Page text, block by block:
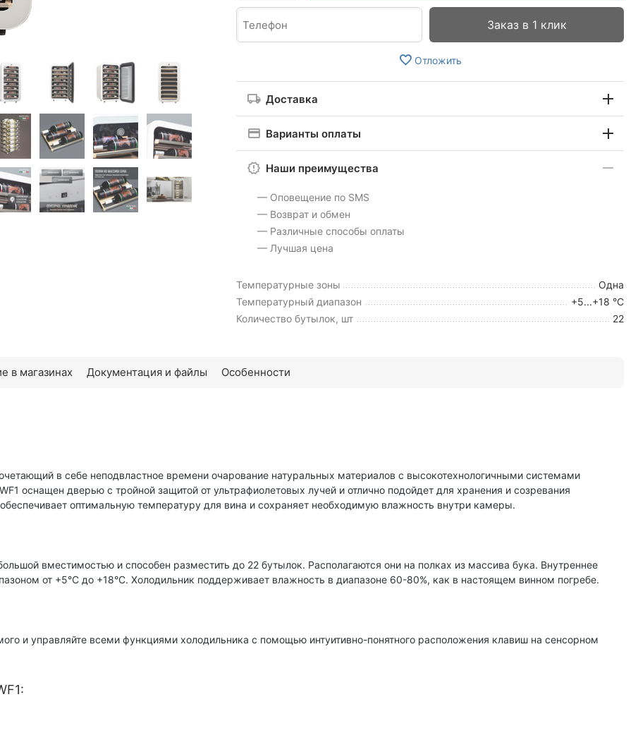
Заказ в 1 клик
Отложить
Доставка
Варианты оплаты
Наши преимущества
— Оповещение по SMS
— Возврат и обмен
— Различные способы оплаты
— Лучшая цена
Температурные зоны
Одна
Температурный диапазон
+5...+18 °C
Количество бутылок, шт
22
в магазинах Документация и файлы Особенности
в себе неподвластное времени очарование натуральных материалов с высокотехнологичными системами
оснащен дверью с тройной защитой от ультрафиолетовых лучей и отлично подойдет для хранения и созревания
оптимальную температуру для вина и сохраняет необходимую влажность внутри камеры.
вместимостью и способен разместить до 22 бутылок. Располагаются они на полках из массива бука. Внутреннее
от +5°C до +18°C. Холодильник поддерживает влажность в диапазоне 60-80%, как в настоящем винном погребе.
и управляйте всеми функциями холодильника с помощью интуитивно-понятного расположения клавиш на сенсорном